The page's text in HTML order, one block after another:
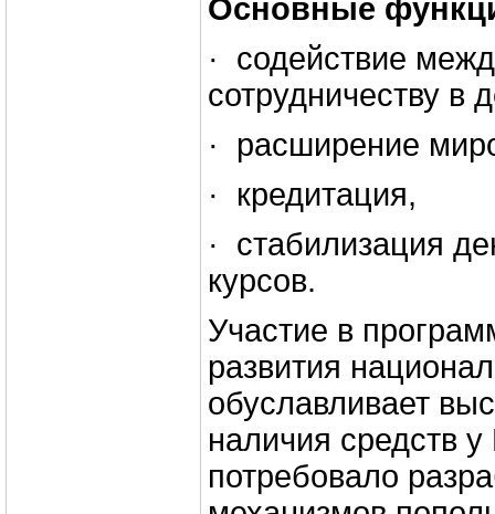
Основные
· содействие
сотрудничеству в
· расширение
· кредитация,
· стабилизация
курсов.
Участие в
развития
обуславливает
наличия средств
потребовало